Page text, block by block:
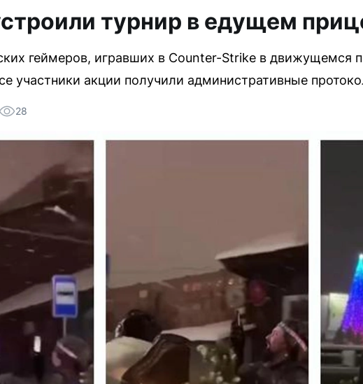
турнир в едущем
геймеров, игравших в Counter-Strike в движущемся
участники акции получили административные
28